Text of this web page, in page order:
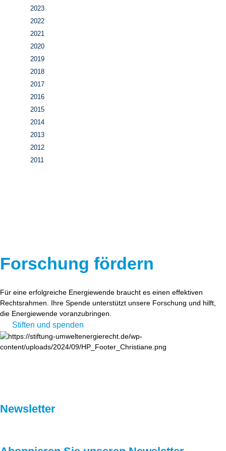
2023
2022
2021
2020
2019
2018
2017
2016
2015
2014
2013
2012
2011
Forschung fördern
Für eine erfolgreiche Energiewende braucht es einen effektiven
Rechtsrahmen. Ihre Spende unterstützt unsere Forschung und hilft,
die Energiewende voranzubringen.
Stiften und spenden
Newsletter